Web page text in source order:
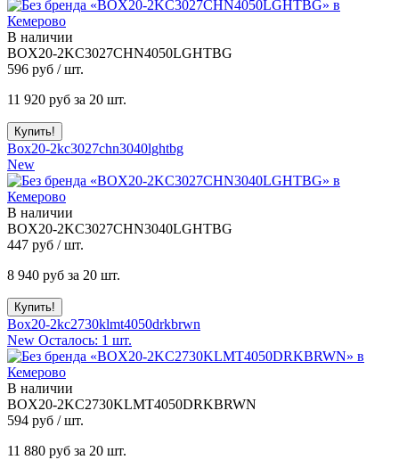
В наличии
BOX20-2KC3027CHN4050LGHTBG
596 руб / шт.
11 920 руб за 20 шт.
Box20-2kc3027chn3040lghtbg
New
В наличии
BOX20-2KC3027CHN3040LGHTBG
447 руб / шт.
8 940 руб за 20 шт.
Box20-2kc2730klmt4050drkbrwn
New Осталось: 1 шт.
В наличии
BOX20-2KC2730KLMT4050DRKBRWN
594 руб / шт.
11 880 руб за 20 шт.